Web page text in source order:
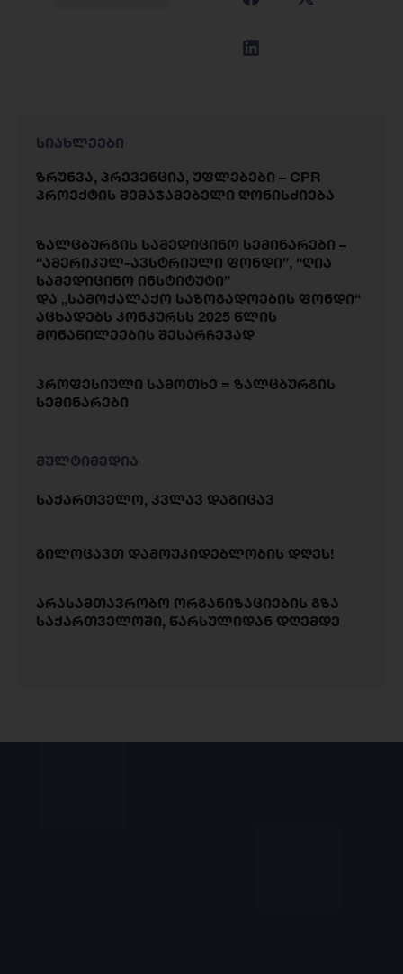
სიახლეები
ზრუნვა, პრევენცია, უფლებები – CPR
პროექტის შემაჯამებელი ღონისძიება
ზალცბურგის სამედიცინო სემინარები –
“ამერიკულ-ავსტრიული ფონდი”, “ღია
სამედიცინო ინსტიტუტი”
და „სამოქალაქო საზოგადოების ფონდი“
აცხადებს კონკურსს 2025 წლის
მონაწილეების შესარჩევად
პროფესიული სამოთხე = ზალცბურგის
სემინარები
მულტიმედია
საქართველო, კვლავ დაგიცავ
გილოცავთ დამოუკიდებლობის დღეს!
არასამთავრობო ორგანიზაციების გზა
საქართველოში, წარსულიდან დღემდე